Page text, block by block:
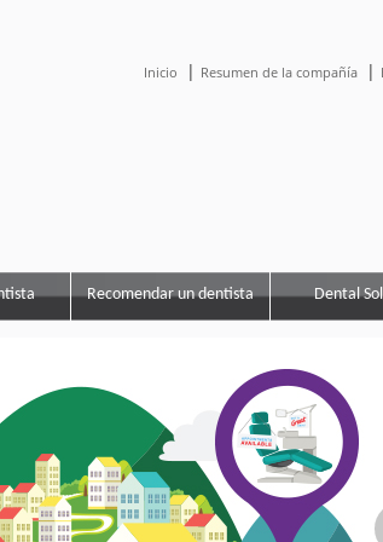
Inicio | Resumen de la compañía |
Recomendar un dentista Dental